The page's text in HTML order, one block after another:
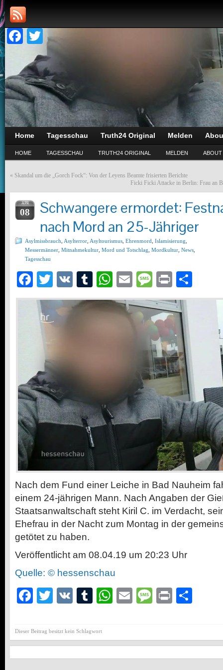
Facebook
Twitter
Home Tagesschau Truth24 Original Melden
HOME TAGESSCHAU TRUTH24 ORIGINAL MELDEN ABOUT
« Skandal um die „Gorch Fock“: Von der Leyens Beamte frisierten Berichte
Ficki Ficki Attacke in Berlin: Frau an
APR
08
Schwangere ermordet:
nach Mord an 25-Jähriger
Asylmissbrauch Asylterror Asyltourismus Ehrenmord Islamisierung
Messermänner Mitnahmekultur Mord und Totschlag Mordkultur News
Tagesschau
Facebook
Twitter
VK Tumblr
WhatsApp
EmailMessage
Print
Nach dem Fund einer Leiche in Bad Nauheim
einem 24-jährigen Mann. Nach Angaben der
Staatsanwaltschaft steht Kiril C. im Verdacht,
Ehefrau in der Nacht zum Montag in der
getötet zu haben.
Veröffentlicht am 08.04.19 um 20:23 Uhr
Quelle: © hessenschau
Facebook
Twitter
VK Tumblr
WhatsApp
EmailMessage
Print
Dieser Beitrag besitzt kein Schlagwort